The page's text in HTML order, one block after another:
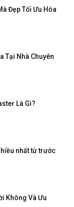
Đẹp Tối Ưu Hóa
Tại Nhà Chuyên
Là Gì?
nhất từ trước
Không Và Ưu